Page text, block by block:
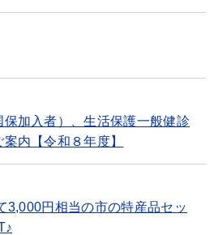
加入者）、生活保護一般健診
内【令和８年度】
3,000円相当の市の特産品セッ